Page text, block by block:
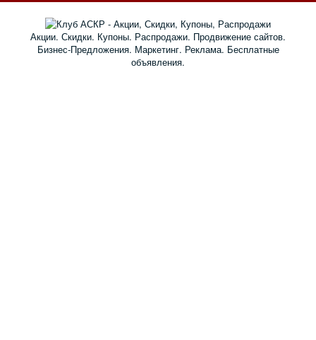
Акции. Скидки. Купоны. Распродажи. Продвижение сайтов.
Бизнес-Предложения. Маркетинг. Реклама. Бесплатные
объявления.